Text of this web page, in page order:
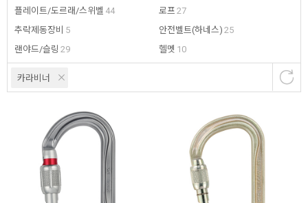
플레이트/도르래/스위벨 44
추락제동장비 5
랜야드/슬링 29
로프 27
안전벨트(하네스) 25
헬멧 10
카라비너